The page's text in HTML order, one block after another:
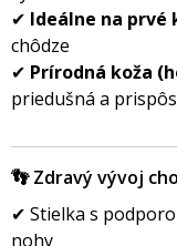
✔ Ideálne na prvé
chôdze
✔ Prírodná koža
priedušná a
👣 Zdravý vývoj
✔ Stielka s
nohy